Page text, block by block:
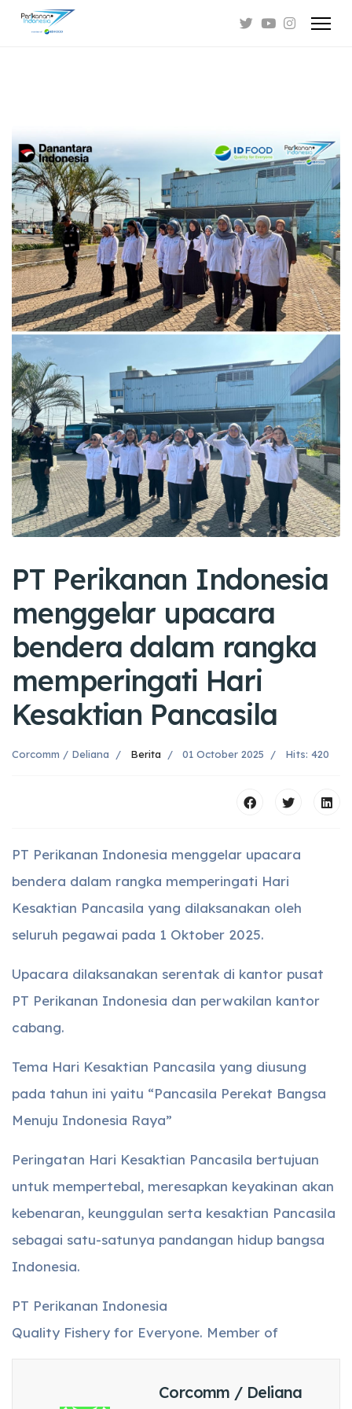
PT Perikanan Indonesia
menggelar upacara
bendera dalam rangka
memperingati Hari
Kesaktian Pancasila
Corcomm / Deliana Berita 01 October 2025 Hits: 420
PT Perikanan Indonesia menggelar upacara
bendera dalam rangka memperingati Hari
Kesaktian Pancasila yang dilaksanakan oleh
seluruh pegawai pada 1 Oktober 2025.
Upacara dilaksanakan serentak di kantor pusat
PT Perikanan Indonesia dan perwakilan kantor
cabang.
Tema Hari Kesaktian Pancasila yang diusung
pada tahun ini yaitu “Pancasila Perekat Bangsa
Menuju Indonesia Raya”
Peringatan Hari Kesaktian Pancasila bertujuan
untuk mempertebal, meresapkan keyakinan akan
kebenaran, keunggulan serta kesaktian Pancasila
sebagai satu-satunya pandangan hidup bangsa
Indonesia.
PT Perikanan Indonesia
Quality Fishery for Everyone. Member of
Corcomm / Deliana